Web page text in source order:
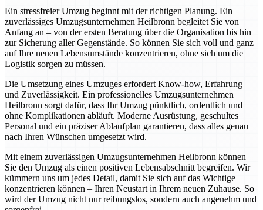
Ein stressfreier Umzug beginnt mit der richtigen Planung. Ein
zuverlässiges Umzugsunternehmen Heilbronn begleitet Sie von
Anfang an – von der ersten Beratung über die Organisation bis hin
zur Sicherung aller Gegenstände. So können Sie sich voll und ganz
auf Ihre neuen Lebensumstände konzentrieren, ohne sich um die
Logistik sorgen zu müssen.
Die Umsetzung eines Umzuges erfordert Know-how, Erfahrung
und Zuverlässigkeit. Ein professionelles Umzugsunternehmen
Heilbronn sorgt dafür, dass Ihr Umzug pünktlich, ordentlich und
ohne Komplikationen abläuft. Moderne Ausrüstung, geschultes
Personal und ein präziser Ablaufplan garantieren, dass alles genau
nach Ihren Wünschen umgesetzt wird.
Mit einem zuverlässigen Umzugsunternehmen Heilbronn können
Sie den Umzug als einen positiven Lebensabschnitt begreifen. Wir
kümmern uns um jedes Detail, damit Sie sich auf das Wichtige
konzentrieren können – Ihren Neustart in Ihrem neuen Zuhause. So
wird der Umzug nicht nur reibungslos, sondern auch angenehm und